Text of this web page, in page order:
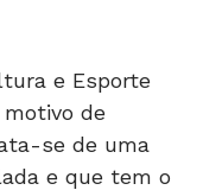
e Esporte
motivo de
se de uma
e que tem o